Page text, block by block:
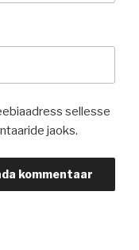
sellesse
jaoks.